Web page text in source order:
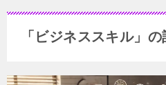
「ビジネススキル」